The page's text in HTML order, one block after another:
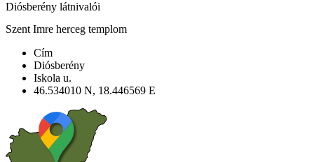
Diósberény látnivalói
Szent Imre herceg templom
Cím
Diósberény
Iskola u.
46.534010 N, 18.446569 E